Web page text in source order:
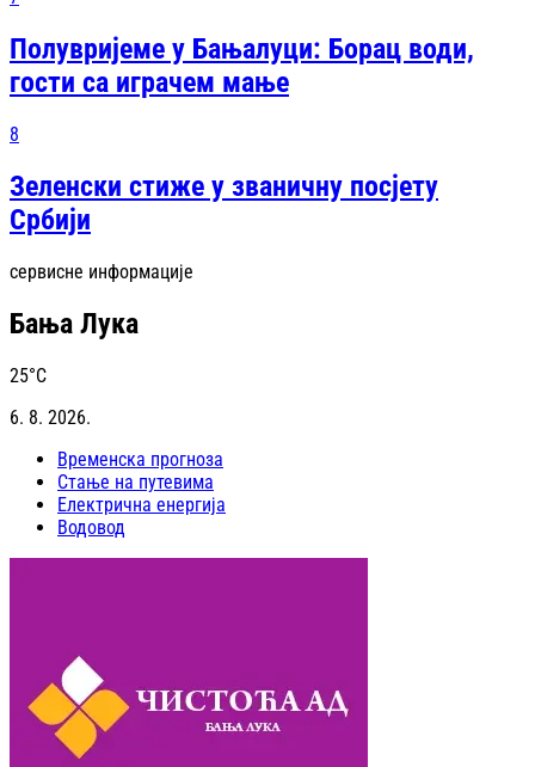
Полувријеме у Бањалуци: Борац води,
гости са играчем мање
8
Зеленски стиже у званичну посјету
Србији
сервисне информације
Бања Лука
25°C
6. 8. 2026.
Временска прогноза
Стање на путевима
Електрична енергија
Водовод